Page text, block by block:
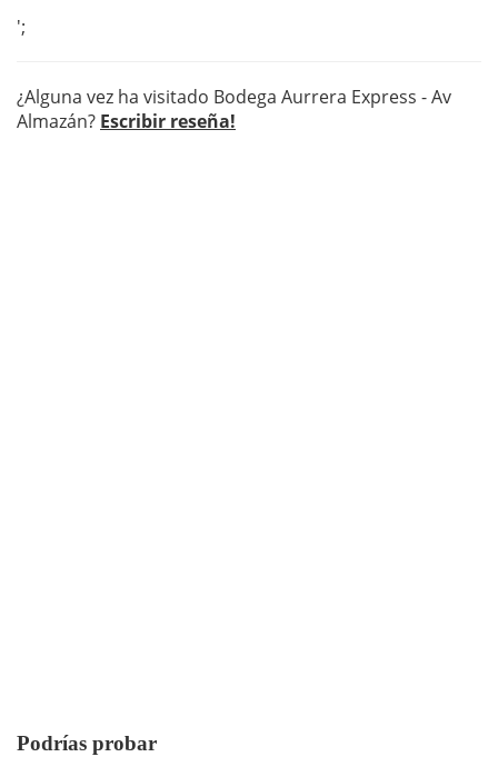
';
¿Alguna vez ha visitado Bodega Aurrera Express - Av
Almazán? Escribir reseña!
Podrías probar